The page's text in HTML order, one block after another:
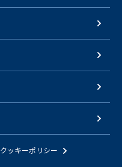
クッキーポリシー